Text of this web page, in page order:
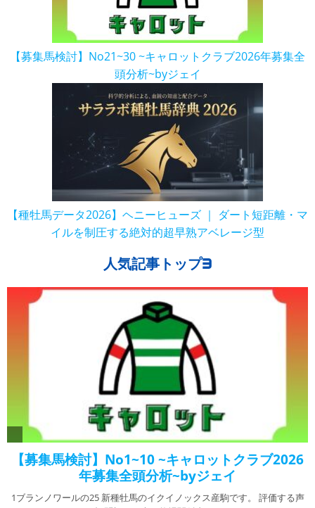
【募集馬検討】No21~30 ~キャロットクラブ2026年募集全
頭分析~byジェイ
【種牡馬データ2026】ヘニーヒューズ ｜ ダート短距離・マ
イルを制圧する絶対的超早熟アベレージ型
人気記事トップ3